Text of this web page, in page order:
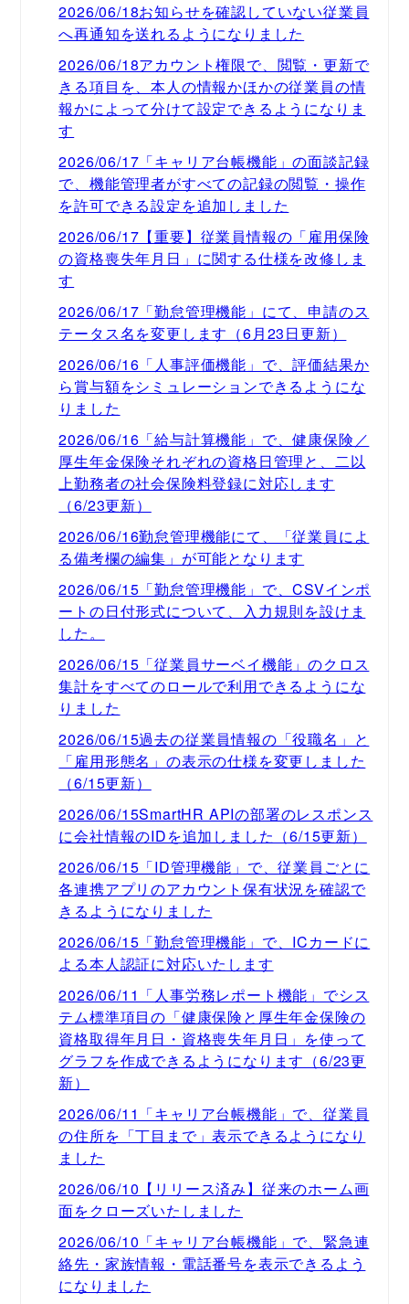
2026/06/18お知らせを確認していない従業員
へ再通知を送れるようになりました
2026/06/18アカウント権限で、閲覧・更新で
きる項目を、本人の情報かほかの従業員の情
報かによって分けて設定できるようになりま
す
2026/06/17「キャリア台帳機能」の面談記録
で、機能管理者がすべての記録の閲覧・操作
を許可できる設定を追加しました
2026/06/17【重要】従業員情報の「雇用保険
の資格喪失年月日」に関する仕様を改修しま
す
2026/06/17「勤怠管理機能」にて、申請のス
テータス名を変更します（6月23日更新）
2026/06/16「人事評価機能」で、評価結果か
ら賞与額をシミュレーションできるようにな
りました
2026/06/16「給与計算機能」で、健康保険／
厚生年金保険それぞれの資格日管理と、二以
上勤務者の社会保険料登録に対応します
（6/23更新）
2026/06/16勤怠管理機能にて、「従業員によ
る備考欄の編集」が可能となります
2026/06/15「勤怠管理機能」で、CSVインポ
ートの日付形式について、入力規則を設けま
した。
2026/06/15「従業員サーベイ機能」のクロス
集計をすべてのロールで利用できるようにな
りました
2026/06/15過去の従業員情報の「役職名」と
「雇用形態名」の表示の仕様を変更しました
（6/15更新）
2026/06/15SmartHR APIの部署のレスポンス
に会社情報のIDを追加しました（6/15更新）
2026/06/15「ID管理機能」で、従業員ごとに
各連携アプリのアカウント保有状況を確認で
きるようになりました
2026/06/15「勤怠管理機能」で、ICカードに
よる本人認証に対応いたします
2026/06/11「人事労務レポート機能」でシス
テム標準項目の「健康保険と厚生年金保険の
資格取得年月日・資格喪失年月日」を使って
グラフを作成できるようになります（6/23更
新）
2026/06/11「キャリア台帳機能」で、従業員
の住所を「丁目まで」表示できるようになり
ました
2026/06/10【リリース済み】従来のホーム画
面をクローズいたしました
2026/06/10「キャリア台帳機能」で、緊急連
絡先・家族情報・電話番号を表示できるよう
になりました